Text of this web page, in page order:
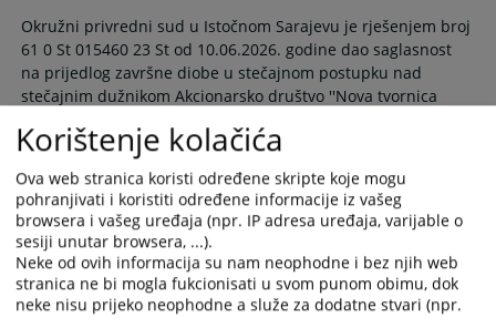
Okružni privredni sud u Istočnom Sarajevu je rješenjem broj
61 0 St 015460 23 St od 10.06.2026. godine dao saglasnost
na prijedlog završne diobe u stečajnom postupku nad
stečajnim dužnikom Akcionarsko društvo ''Nova tvornica
za glavnu diobu za dan 08.07.2026. godine u 10:00 sati u
prostorijama suda.
11.06.2026.
Otvoren stečajni postupak nad pravnim
licem „Novi Autodijelovi“ a.d. Rudo
Korištenje kolačića
Ova web stranica koristi određene skripte koje mogu
pohranjivati i koristiti određene informacije iz vašeg
browsera i vašeg uređaja (npr. IP adresa uređaja, varijable o
sesiji unutar browsera, ...).
Neke od ovih informacija su nam neophodne i bez njih web
stranica ne bi mogla fukcionisati u svom punom obimu, dok
neke nisu prijeko neophodne a služe za dodatne stvari (npr.